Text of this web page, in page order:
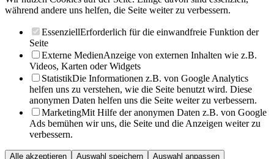
während andere uns helfen, die Seite weiter zu verbessern.
EssenziellErforderlich für die einwandfreie Funktion der
Seite
Externe MedienAnzeige von externen Inhalten wie z.B.
Videos, Karten oder Widgets
StatistikDie Informationen z.B. von Google Analytics
helfen uns zu verstehen, wie die Seite benutzt wird. Diese
anonymen Daten helfen uns die Seite weiter zu verbessern.
MarketingMit Hilfe der anonymen Daten z.B. von Google
Ads bemühen wir uns, die Seite und die Anzeigen weiter zu
verbessern.
Alle akzeptieren Auswahl speichern Auswahl anpassen